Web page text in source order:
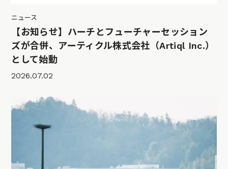
ニュース
【お知らせ】ハーチとフューチャーセッション
ズが合併、アーティクル株式会社（Artiql Inc.）
として始動
2026.07.02